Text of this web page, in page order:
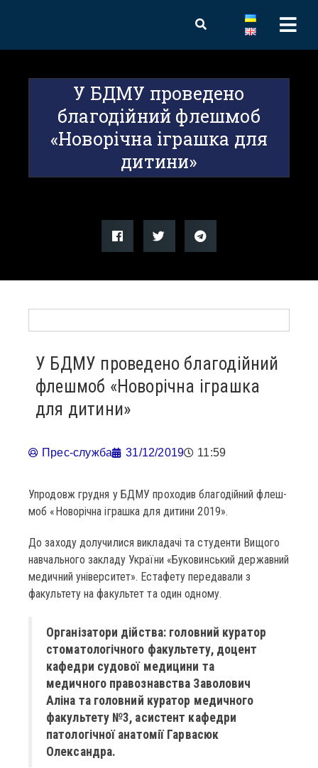
У БДМУ проведено
благодійний флешмоб
«Новорічна іграшка для
дитини»
У БДМУ проведено благодійний
флешмоб «Новорічна іграшка
для дитини»
Прес-служба 31/12/2019 11:59
Упродовж грудня у БДМУ проходив благодійний флеш-
моб «Новорічна іграшка для дитини 2019».
До заходу долучилися викладачі та студенти Вищого
навчального закладу України «Буковинський державний
медичний університет». Естафету передавали з
факультету на факультет та один одному.
Організатори дійства: головний куратор
стоматологічного факультету, доцент
кафедри судової медицини та
медичного правознавства Заволович
Аліна та головний куратор медичного
факультету №3, асистент кафедри
патологічної анатомії Гарвасюк
Олександра.